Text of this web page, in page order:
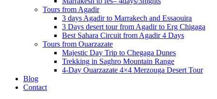
Tours from Agadir
3 days Agadir to Marrakech and Essaouira
3 Days desert tour from Agadir to Erg Chigaga
Best Sahara Circuit from Agadir 4 Days
Tours from Ouarzazate
Majestic Day Trip to Chegaga Dunes
Trekking in Saghro Mountain Range
4-Day Ouarzazate 4×4 Merzouga Desert Tour
Blog
Contact